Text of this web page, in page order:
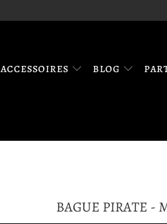
ACCESSOIRES BLOG
BAGUE PIRATE -